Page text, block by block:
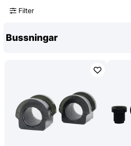
Filter
Bussningar